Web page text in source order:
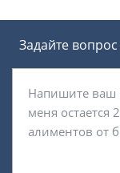
Задайте